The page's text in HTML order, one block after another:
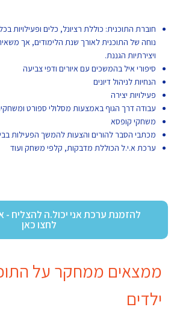
חוברת התוכנית: כוללת רציונל, כלים
נוחה של התוכנית לאורך שנת הלימודים, אך
ויצירתיות הגננת.
סיפורי איל בהמשכים עם איורים ודפי צביעה
הנחיות לניהול דיונים
פעילויות יצירה
עבודה דרך הגוף באמצעות מסלולי ספורט
משחקי קופסא
מכתבי הסבר להורים והצעות להמשך הפעילות
ערכת א.י.ל הכוללת מדבקות, קלפי משחק ועוד
להזמנת ערכת אני יכול.ה להצליח -
לחצו כאן
ממצאים ממחקר על
ילדים